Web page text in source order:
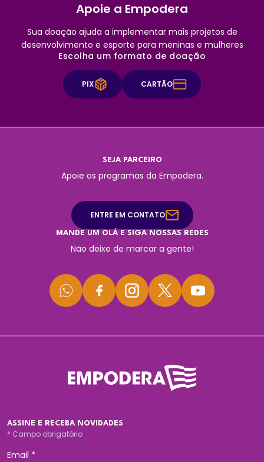
Apoie a Empodera
Sua doação ajuda a implementar mais projetos de
desenvolvimento e esporte para meninas e mulheres
Escolha um formato de doação
PIX CARTÃO
SEJA PARCEIRO
Apoie os programas da Empodera.
ENTRE EM CONTATO
MANDE UM OLÁ E SIGA NOSSAS REDES
Não deixe de marcar a gente!
ASSINE E RECEBA NOVIDADES
* Campo obrigatório
Email *